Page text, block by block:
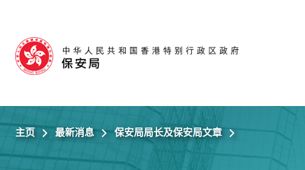
主页 最新消息 保安局局长及保安局文章